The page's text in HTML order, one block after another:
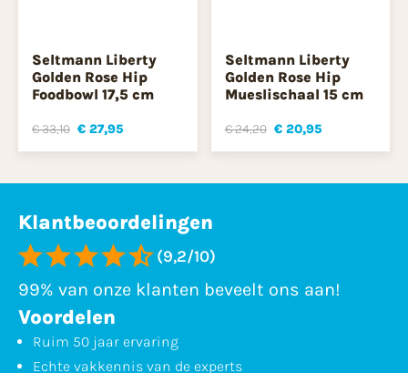
Seltmann Liberty
Golden Rose Hip
Foodbowl 17,5 cm
€ 33,10 € 27,95
Seltmann Liberty
Golden Rose Hip
Mueslischaal 15 cm
€ 24,20 € 20,95
Klantbeoordelingen
(9,2/10)
99% van onze klanten beveelt ons aan!
Voordelen
Ruim 50 jaar ervaring
Echte vakkennis van de experts